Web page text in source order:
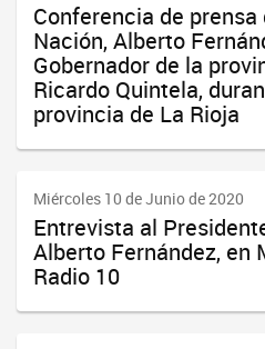
Conferencia de
Nación, Alberto
Gobernador de la
Ricardo Quintela,
provincia de La Rioja
Miércoles 10 de Junio de 2020
Entrevista al
Alberto Fernández, en
Radio 10